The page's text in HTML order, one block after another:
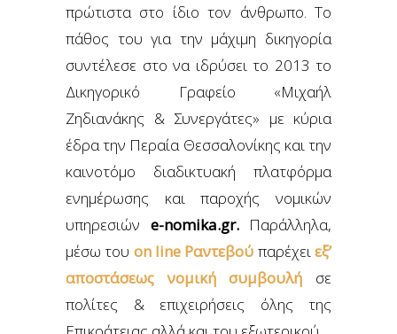
πρώτιστα στο ίδιο τον άνθρωπο. Το
πάθος του για την μάχιμη δικηγορία
συντέλεσε στο να ιδρύσει το 2013 το
Δικηγορικό Γραφείο «Μιχαήλ
Ζηδιανάκης & Συνεργάτες» με κύρια
έδρα την Περαία Θεσσαλονίκης και την
καινοτόμο διαδικτυακή πλατφόρμα
ενημέρωσης και παροχής νομικών
υπηρεσιών e-nomika.gr.Παράλληλα,
μέσω του on line Ραντεβού παρέχειεξ’
αποστάσεως νομική συμβουλή σε
πολίτες & επιχειρήσεις όλης της